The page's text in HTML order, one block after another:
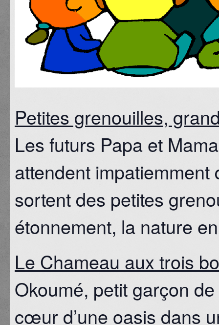
Petites grenouilles,
Les futurs Papa et
attendent
sortent des petites
étonnement, la nature
Le Chameau aux trois
Okoumé, petit garçon
cœur d’une oasis dans